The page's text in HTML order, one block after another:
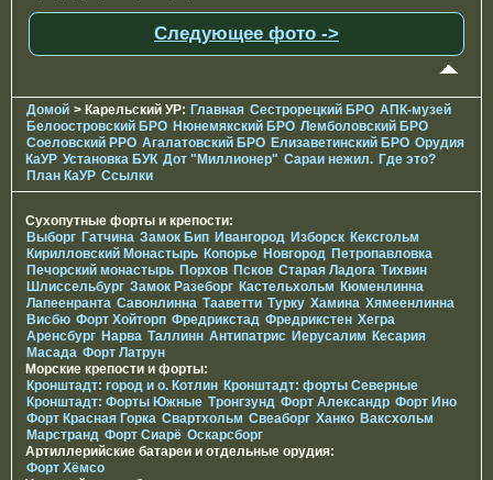
Следующее фото ->
Домой > Карельский УР: Главная Сестрорецкий БРО АПК-музей
Белоостровский БРО Нюнемякский БРО Лемболовский БРО
Соеловский РРО Агалатовский БРО Елизаветинcкий БРО Орудия
КаУР Установка БУК Дот "Миллионер" Сараи нежил. Где это?
План КаУР Ссылки
Сухопутные форты и крепости:
Выборг Гатчина Замок Бип Ивангород Изборск Кексгольм
Кирилловский Монастырь Копорье Новгород Петропавловка
Печорcкий монастырь Порхов Псков Старая Ладога Тихвин
Шлиссельбург Замок Разеборг Кастельхольм Кюменлинна
Лапеенранта Савонлинна Тааветти Турку Хамина Хямеенлинна
Висбю Форт Хойторп Фредрикстад Фредрикстен Хегра
Аренсбург Нарва Таллинн Антипатрис Иерусалим Кесария
Масада Форт Латрун
Морские крепости и форты:
Кронштадт: город и о. Котлин Кронштадт: форты Северные
Кронштадт: Форты Южные Тронгзунд Форт Александр Форт Ино
Форт Красная Горка Свартхольм Свеаборг Ханко Ваксхольм
Марстранд Форт Сиарё Оскарсборг
Артиллерийские батареи и отдельные орудия:
Форт Хёмсо